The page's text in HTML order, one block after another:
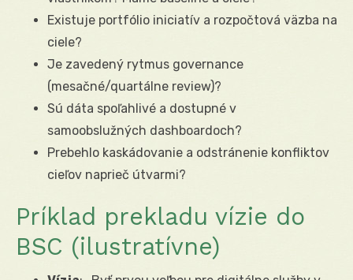
Existuje portfólio iniciatív a rozpočtová väzba na
ciele?
Je zavedený rytmus governance
(mesačné/quartálne review)?
Sú dáta spoľahlivé a dostupné v
samoobslužných dashboardoch?
Prebehlo kaskádovanie a odstránenie konfliktov
cieľov naprieč útvarmi?
Príklad prekladu vízie do
BSC (ilustratívne)